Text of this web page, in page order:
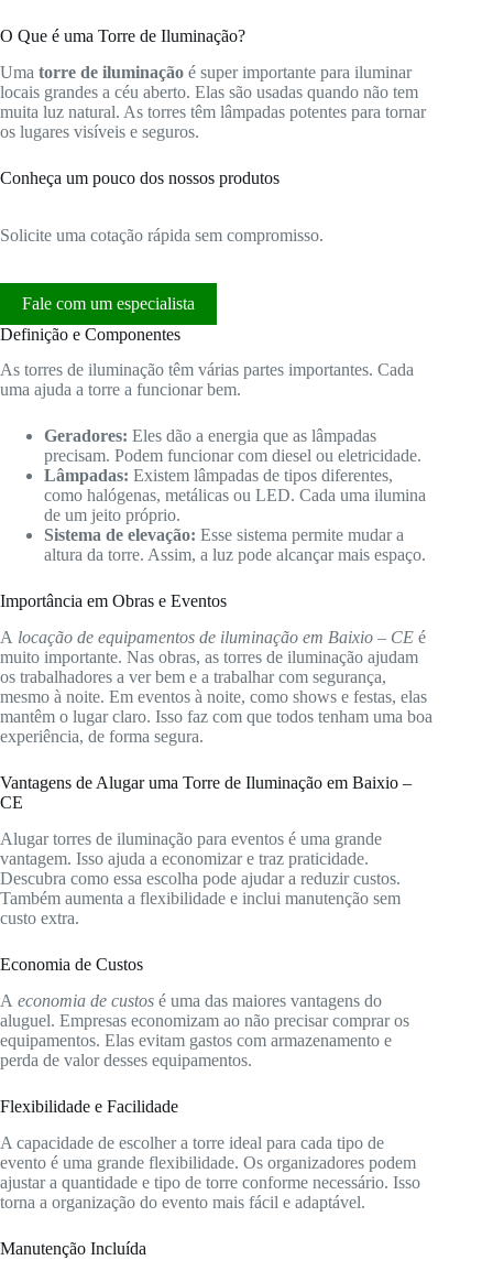
O Que é uma Torre de Iluminação?
Uma torre de iluminação é super importante para iluminar
locais grandes a céu aberto. Elas são usadas quando não tem
muita luz natural. As torres têm lâmpadas potentes para tornar
os lugares visíveis e seguros.
Conheça um pouco dos nossos produtos
Solicite uma cotação rápida sem compromisso.
Fale com um especialista
Definição e Componentes
As torres de iluminação têm várias partes importantes. Cada
uma ajuda a torre a funcionar bem.
Geradores: Eles dão a energia que as lâmpadas
precisam. Podem funcionar com diesel ou eletricidade.
Lâmpadas: Existem lâmpadas de tipos diferentes,
como halógenas, metálicas ou LED. Cada uma ilumina
de um jeito próprio.
Sistema de elevação: Esse sistema permite mudar a
altura da torre. Assim, a luz pode alcançar mais espaço.
Importância em Obras e Eventos
A locação de equipamentos de iluminação em Baixio – CE é
muito importante. Nas obras, as torres de iluminação ajudam
os trabalhadores a ver bem e a trabalhar com segurança,
mesmo à noite. Em eventos à noite, como shows e festas, elas
mantêm o lugar claro. Isso faz com que todos tenham uma boa
experiência, de forma segura.
Vantagens de Alugar uma Torre de Iluminação em Baixio –
CE
Alugar torres de iluminação para eventos é uma grande
vantagem. Isso ajuda a economizar e traz praticidade.
Descubra como essa escolha pode ajudar a reduzir custos.
Também aumenta a flexibilidade e inclui manutenção sem
custo extra.
Economia de Custos
A economia de custos é uma das maiores vantagens do
aluguel. Empresas economizam ao não precisar comprar os
equipamentos. Elas evitam gastos com armazenamento e
perda de valor desses equipamentos.
Flexibilidade e Facilidade
A capacidade de escolher a torre ideal para cada tipo de
evento é uma grande flexibilidade. Os organizadores podem
ajustar a quantidade e tipo de torre conforme necessário. Isso
torna a organização do evento mais fácil e adaptável.
Manutenção Incluída